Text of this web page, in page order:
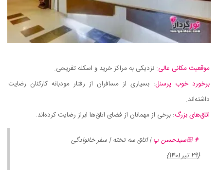
موقعیت مکانی عالی: نزدیکی به مراکز خرید و اسکله تفریحی.
برخورد خوب پرسنل: بسیاری از مسافران از رفتار مودبانه کارکنان رضایت
داشته‌اند.
اتاق‌های بزرگ: برخی از مهمانان از فضای اتاق‌ها ابراز رضایت کرده‌اند.
👨🏻سیدحسن پ| اتاق سه تخته | سفر خانوادگی
{29 تیر 1401}